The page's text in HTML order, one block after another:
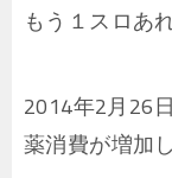
もう１スロあ
2014年2月26
薬消費が増加